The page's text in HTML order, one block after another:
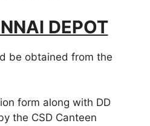
DEPOT
be obtained from the
form along with DD
the CSD Canteen